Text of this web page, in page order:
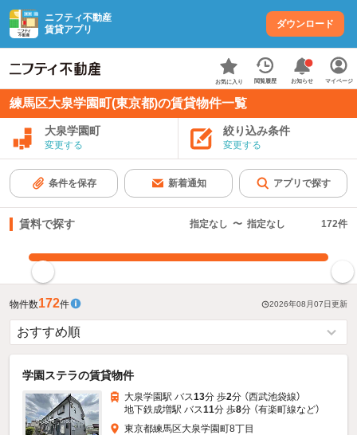
ニフティ不動産
賃貸アプリ
ダウンロード
お気に入り 閲覧履歴 お知らせ マイページ
練馬区大泉学園町(東京都)の賃貸物件一覧
大泉学園町
変更する
絞り込み条件
変更する
条件を保存 新着通知 アプリで探す
賃料で探す 指定なし 〜 指定なし 172件
物件数172件 2026年08月07日更新
学園ステラの賃貸物件
大泉学園駅 バス13分 歩2分 （西武池袋線）
地下鉄成増駅 バス11分 歩8分 （有楽町線など）
東京都練馬区大泉学園町8丁目